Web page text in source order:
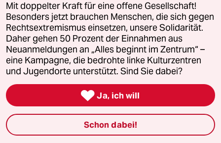
1 Krise der Demokratie
AfD-Wählen als Triebabfuhr
2 Zivildienst
Zwangsdienst als Randnotiz
3 FDP-Chef Kubicki über seine Partei
Mit doppelter Kraft für eine offene Gesellschaft!
Besonders jetzt brauchen Menschen, die sich gegen
Rechtsextremismus einsetzen, unsere Solidarität.
Daher gehen 50 Prozent der Einnahmen aus
Neuanmeldungen an „Alles beginnt im Zentrum“ –
eine Kampagne, die bedrohte linke Kulturzentren
und Jugendorte unterstützt. Sind Sie dabei?
 Ja, ich will
Schon dabei!